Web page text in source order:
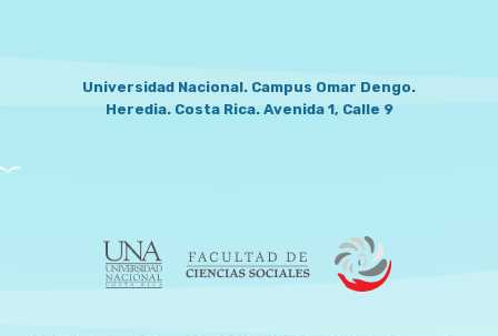
Universidad Nacional. Campus Omar Dengo.
Heredia. Costa Rica. Avenida 1, Calle 9